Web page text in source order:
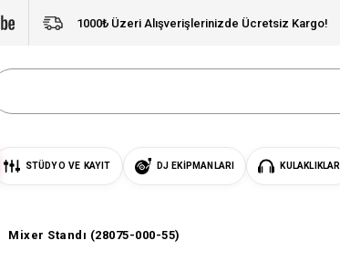
1000₺ Üzeri Alışverişlerinizde Ücretsiz Kargo!
STÜDYO VE KAYIT DJ EKIPMANLARI KULAKLIKLAR
Mixer Standı (28075-000-55)